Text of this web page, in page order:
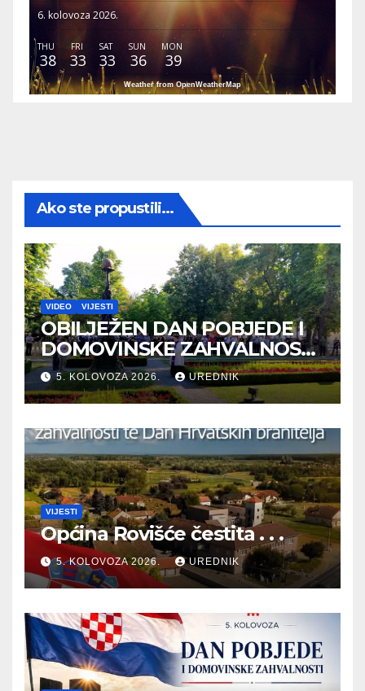
6. kolovoza 2026.
THU
38
FRI
33
SAT
33
SUN
36
MON
39
Weather from OpenWeatherMap
Ako ste propustili...
VIDEO VIJESTI
OBILJEŽEN DAN POBJEDE I
DOMOVINSKE ZAHVALNOSTI
TE DAN HRVATSKIH
BRANITELJA
5. KOLOVOZA 2026. UREDNIK
VIJESTI
Općina Rovišće čestita . . .
5. KOLOVOZA 2026. UREDNIK